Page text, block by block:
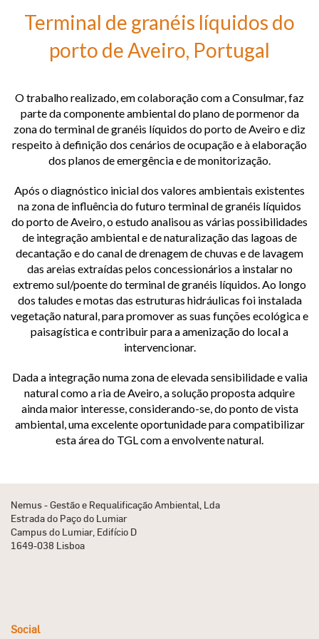
Datações de radiocarbono da costa algarvia, Portugal
Central Térmica de Ressano Garcia, Moçambique
Terminal de granéis líquidos do
porto de Aveiro, Portugal
O trabalho realizado, em colaboração com a Consulmar, faz
parte da componente ambiental do plano de pormenor da
zona do terminal de granéis líquidos do porto de Aveiro e diz
respeito à definição dos cenários de ocupação e à elaboração
dos planos de emergência e de monitorização.
Após o diagnóstico inicial dos valores ambientais existentes
na zona de influência do futuro terminal de granéis líquidos
do porto de Aveiro, o estudo analisou as várias possibilidades
de integração ambiental e de naturalização das lagoas de
decantação e do canal de drenagem de chuvas e de lavagem
das areias extraídas pelos concessionários a instalar no
extremo sul/poente do terminal de granéis líquidos. Ao longo
dos taludes e motas das estruturas hidráulicas foi instalada
vegetação natural, para promover as suas funções ecológica e
paisagística e contribuir para a amenização do local a
intervencionar.
Dada a integração numa zona de elevada sensibilidade e valia
natural como a ria de Aveiro, a solução proposta adquire
ainda maior interesse, considerando-se, do ponto de vista
ambiental, uma excelente oportunidade para compatibilizar
esta área do TGL com a envolvente natural.
Nemus - Gestão e Requalificação Ambiental, Lda
Estrada do Paço do Lumiar
Campus do Lumiar, Edifício D
1649-038 Lisboa
Social